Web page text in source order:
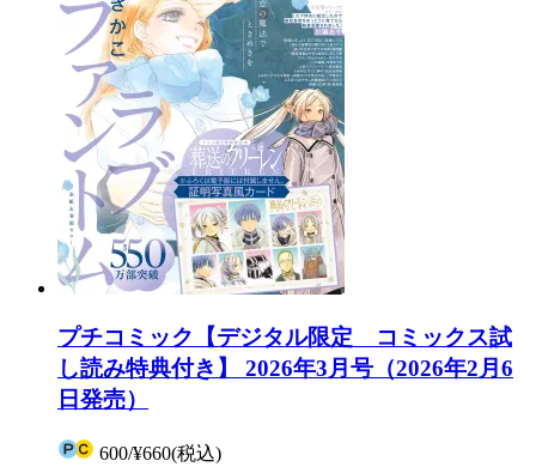
プチコミック【デジタル限定 コミックス試
し読み特典付き】 2026年3月号（2026年2月6
日発売）
600/¥660(税込)